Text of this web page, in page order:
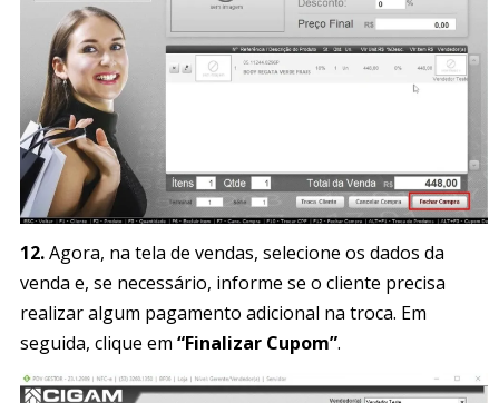
12.Agora, na tela de vendas, selecione os dados da
venda e, se necessário, informe se o cliente precisa
realizar algum pagamento adicional na troca. Em
seguida, clique em “Finalizar Cupom”.